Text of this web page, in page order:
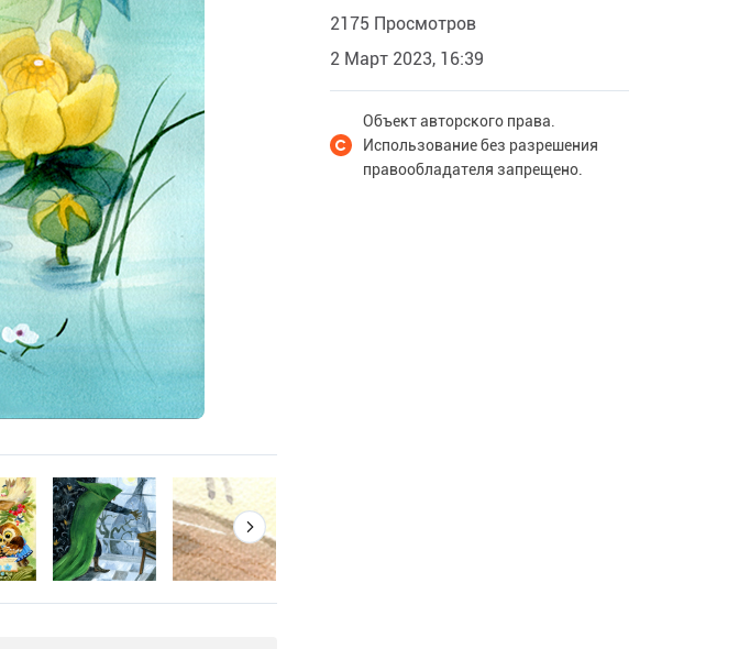
2175 Просмотров
2 Март 2023, 16:39
Объект авторского права.
Использование без разрешения
правообладателя запрещено.